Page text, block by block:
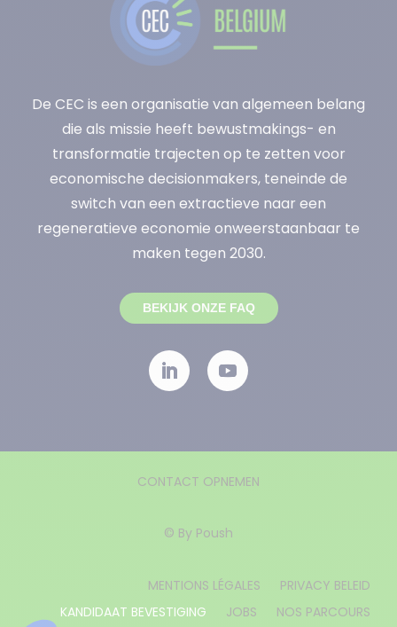
De CEC is een organisatie van algemeen belang
die als missie heeft bewustmakings- en
transformatie trajecten op te zetten voor
economische decisionmakers, teneinde de
switch van een extractieve naar een
regeneratieve economie onweerstaanbaar te
maken tegen 2030.
BEKIJK ONZE FAQ
CONTACT OPNEMEN
© By Poush
MENTIONS LÉGALES
PRIVACY BELEID
KANDIDAAT BEVESTIGING
JOBS NOS PARCOURS